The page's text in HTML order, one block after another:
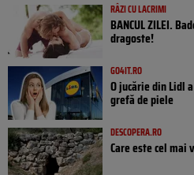
RÂZI CU LACRIMI
BANCUL ZILEI.
dragoste!
GO4IT.RO
O jucărie din Lidl
grefă de piele
DESCOPERA.RO
Care este cel mai